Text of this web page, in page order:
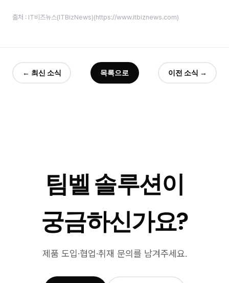
출처 : IT비즈뉴스(ITBizNews)(https://www.itbiznews.com)
← 최신 소식 목록으로 이전 소식 →
팀벨 솔루션이
궁금하신가요?
제품 도입·협업·취재 문의를 남겨주세요.